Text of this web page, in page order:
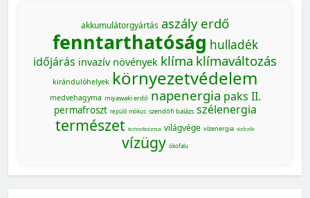
akkumulátorgyártás aszály erdő
fenntarthatóság hulladék
időjárás invazív növények klíma klímaváltozás
kirándulóhelyek környezetvédelem
medvehagyma miyawaki erdő napenergia paks II.
permafroszt repülő mókus szendőfi balázs szélenergia
természet technofasizmus világvége vízenergia vízőrzők
vízügy ökofalu